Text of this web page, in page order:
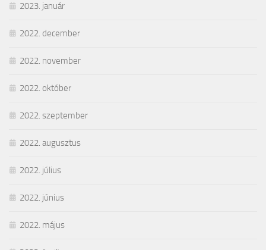
2023. január
2022. december
2022. november
2022. október
2022. szeptember
2022. augusztus
2022. július
2022. június
2022. május